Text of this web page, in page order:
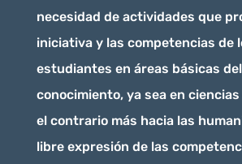
necesidad de actividades que
iniciativa y las competencias de
estudiantes en áreas básicas del
conocimiento, ya sea en
el contrario más hacia las
libre expresión de las